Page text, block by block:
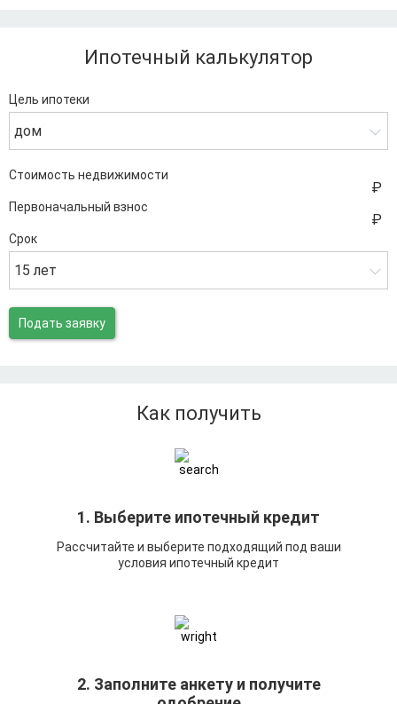
Ипотечный калькулятор
Цель ипотеки
дом
Стоимость недвижимости
Первоначальный взнос
Срок
15 лет
Подать заявку
Как получить
1. Выберите ипотечный кредит
Рассчитайте и выберите подходящий под ваши
условия ипотечный кредит
2. Заполните анкету и получите